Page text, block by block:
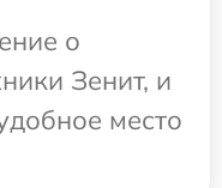
о
Зенит, и
место